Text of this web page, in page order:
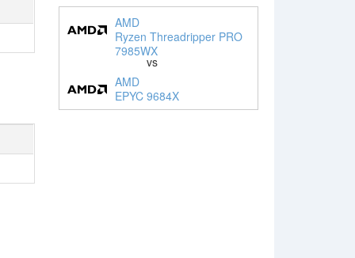
AMD
Ryzen Threadripper PRO
7985WX
vs
AMD
EPYC 9684X